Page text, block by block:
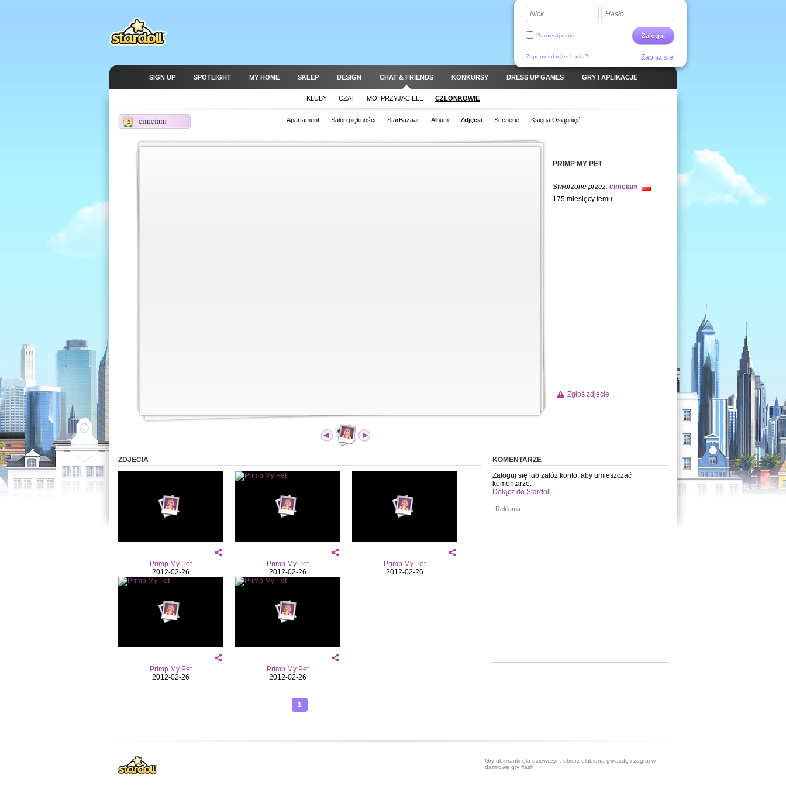
Nick Hasło
Zaloguj
Pamiętaj mnie
Zapomniałaś/eś hasła? Zapisz się!
SIGN UP SPOTLIGHT MY HOME SKLEP DESIGN CHAT & FRIENDS KONKURSY DRESS UP GAMES GRY I APLIKACJE
KLUBY CZAT MOI PRZYJACIELE CZŁONKOWIE
cimciam
2 Apartament Salon piękności StarBazaar Album Zdjęcia Scenerie Księga Osiągnięć
PRIMP MY PET
Stworzone przez: cimciam
175 miesięcy temu
Zgłoś zdjęcie
ZDJĘCIA
Primp My Pet
2012-02-26
Primp My Pet
2012-02-26
Primp My Pet
2012-02-26
Primp My Pet
2012-02-26
Primp My Pet
2012-02-26
1
KOMENTARZE
Zaloguj się lub załóż konto, aby umieszczać
komentarze.
Dołącz do Stardoll
Reklama
Gry ubieranki dla dziewczyn, ubierz ulubioną gwiazdę i zagraj w
darmowe gry flash.